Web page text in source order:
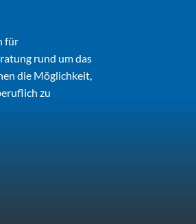
für
rund um das
die Möglichkeit,
zu